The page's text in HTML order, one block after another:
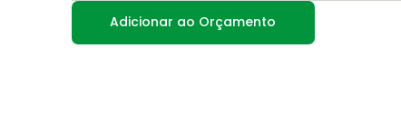
Adicionar ao Orçamento